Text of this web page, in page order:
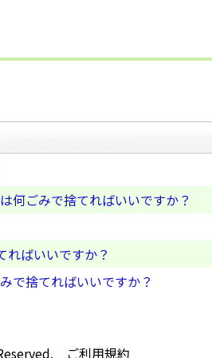
何ごみで捨てればいいですか？
ればいいですか？
で捨てればいいですか？
ご利用規約